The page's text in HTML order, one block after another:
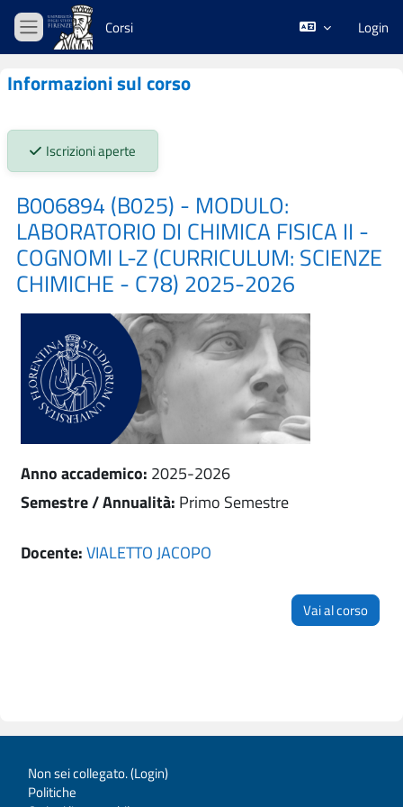
Vai al contenuto principale
Pannello laterale
Corsi Login
Informazioni sul corso
Stato iscrizioni:
Iscrizioni aperte
B006894 (B025) - MODULO:
LABORATORIO DI CHIMICA FISICA II -
COGNOMI L-Z (CURRICULUM: SCIENZE
CHIMICHE - C78) 2025-2026
Anno accademico: 2025-2026
Semestre / Annualità: Primo Semestre
Docente:VIALETTO JACOPO
Vai al corso
Non sei collegato. (Login)
Politiche